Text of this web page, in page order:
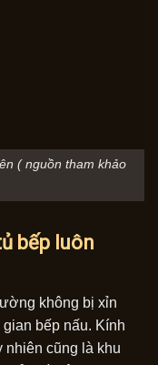
( nguồn tham khảo
bếp luôn
không bị xỉn
bếp nấu. Kính
nhiên cũng là khu